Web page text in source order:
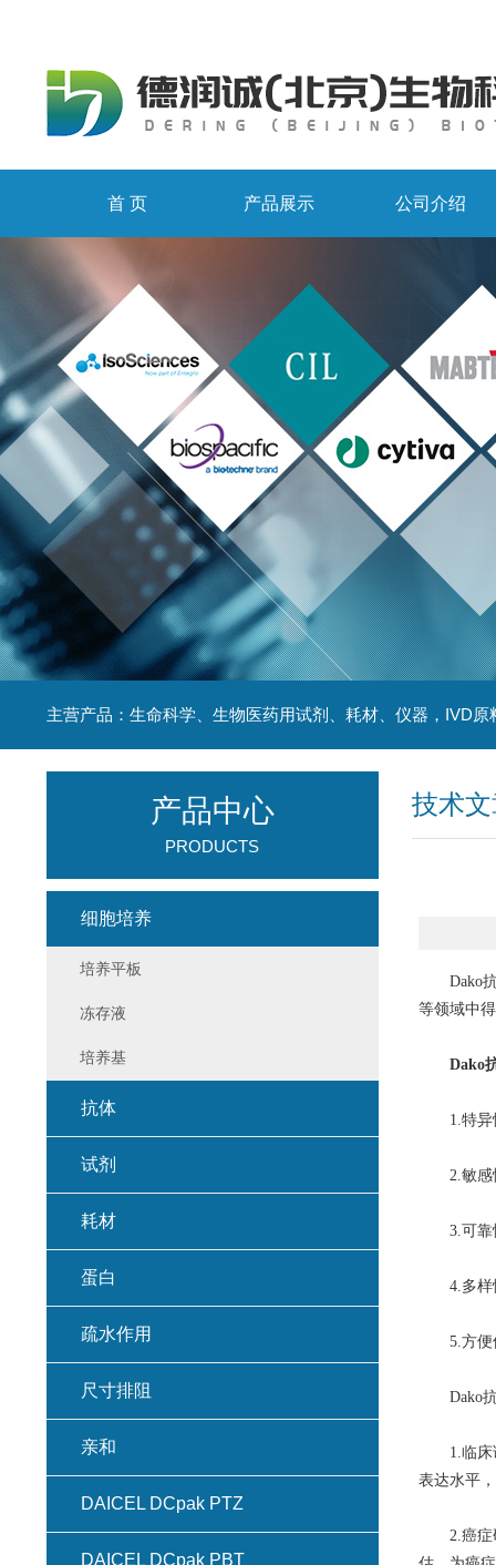
首 页 产品展示 公司介绍
主营产品：生命科学、生物医药用试剂、耗材、仪器，IVD原
技术
Dako抗
等领域中
Dako
1.特异性:
2.敏感性
3.可靠性
4.多样性
5.方便使
Dako抗
1.临床诊
表达水平
2.癌症研
产品中心
PRODUCTS
细胞培养
培养平板
冻存液
培养基
抗体
试剂
耗材
蛋白
疏水作用
尺寸排阻
亲和
DAICEL DCpak PTZ
DAICEL DCpak PBT